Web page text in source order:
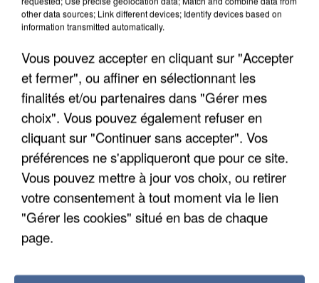
APRÈS TOUTES CES CANICULES, LES REFUGES
DE FAUNE SAUVAGE SONT...
other data sources; Link different devices; Identify devices based on
information transmitted automatically.
Vous pouvez accepter en cliquant sur "Accepter
et fermer", ou affiner en sélectionnant les
finalités et/ou partenaires dans "Gérer mes
choix". Vous pouvez également refuser en
cliquant sur "Continuer sans accepter". Vos
préférences ne s'appliqueront que pour ce site.
Vous pouvez mettre à jour vos choix, ou retirer
votre consentement à tout moment via le lien
"Gérer les cookies" situé en bas de chaque
page.